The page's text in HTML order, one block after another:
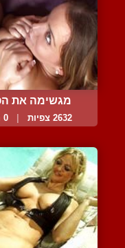
מגשימה את
2632 צפיות 0 המלצות